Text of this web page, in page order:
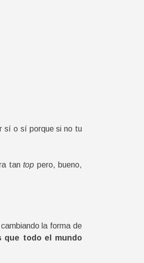
sí o sí porque si no tu
tantop pero, bueno,
la forma de
que todo el mundo